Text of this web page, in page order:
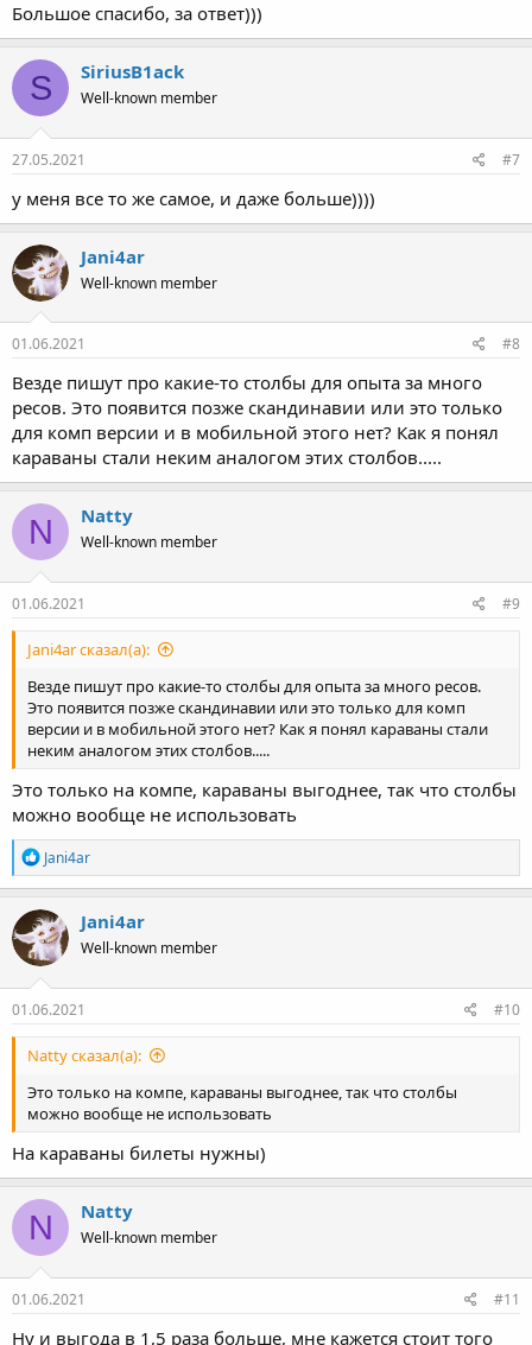
Поэтому я туда даже не заглядываю
Большое спасибо, за ответ)))
S SiriusB1ack
Well-known member
27.05.2021 #7
у меня все то же самое, и даже больше))))
Jani4ar
Well-known member
01.06.2021 #8
Везде пишут про какие-то столбы для опыта за много
ресов. Это появится позже скандинавии или это только
для комп версии и в мобильной этого нет? Как я понял
караваны стали неким аналогом этих столбов.....
N Natty
Well-known member
01.06.2021 #9
Jani4ar сказал(а):
Везде пишут про какие-то столбы для опыта за много ресов.
Это появится позже скандинавии или это только для комп
версии и в мобильной этого нет? Как я понял караваны стали
неким аналогом этих столбов.....
Это только на компе, караваны выгоднее, так что столбы
можно вообще не использовать
R
e
a
c
t
i
o
n
s
Jani4ar
Jani4ar
Well-known member
01.06.2021 #10
Natty сказал(а):
Это только на компе, караваны выгоднее, так что столбы
можно вообще не использовать
На караваны билеты нужны)
N Natty
Well-known member
01.06.2021 #11
Ну и выгода в 1,5 раза больше, мне кажется стоит того